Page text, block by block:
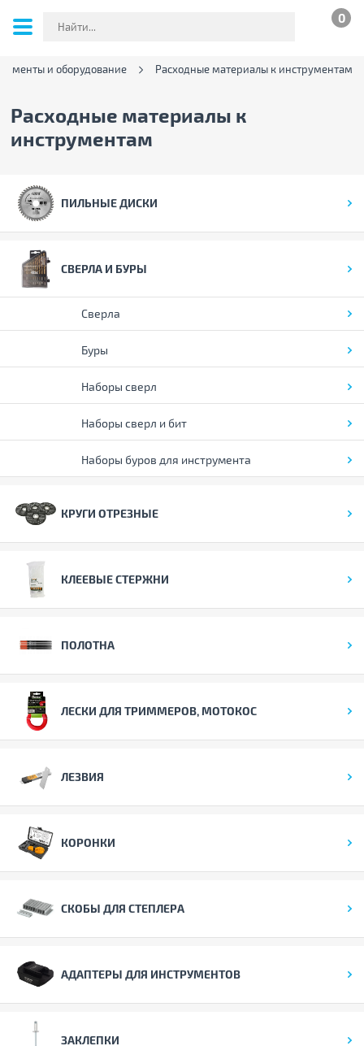
0
и оборудование Расходные материалы к инструментам
Расходные материалы к
инструментам
ПИЛЬНЫЕ ДИСКИ
СВЕРЛА И БУРЫ
Сверла
Буры
Наборы сверл
Наборы сверл и бит
Наборы буров для инструмента
КРУГИ ОТРЕЗНЫЕ
КЛЕЕВЫЕ СТЕРЖНИ
ПОЛОТНА
ЛЕСКИ ДЛЯ ТРИММЕРОВ, МОТОКОС
ЛЕЗВИЯ
КОРОНКИ
СКОБЫ ДЛЯ СТЕПЛЕРА
АДАПТЕРЫ ДЛЯ ИНСТРУМЕНТОВ
ЗАКЛЕПКИ